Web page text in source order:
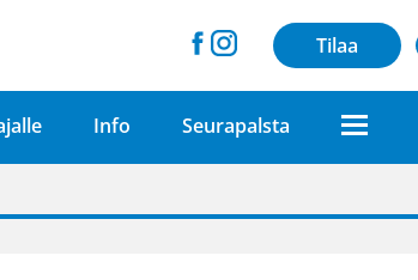
Tilaa
Info Seurapalsta
painojäljen laatuna lehdessä
kaupungissa"